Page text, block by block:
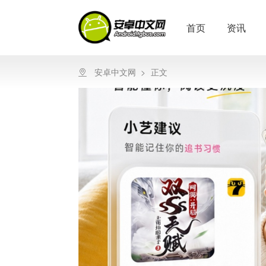
首页 资讯
安卓中文网 > 正文